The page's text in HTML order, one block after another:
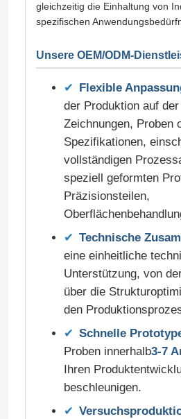
Produkte
Über uns
Werksbesichtigung
gleichzeitig die Einhaltung von
spezifischen
Unsere OEM/ODM-
Flexible
der Produktion auf
Zeichnungen, Proben
Spezifikationen,
vollständigen
speziell geformten
Präzisionsteilen,
Technische
eine einheitliche
Unterstützung, von
über die
den
Schnelle
Proben innerhalb3-7
Ihren
beschleunigen.